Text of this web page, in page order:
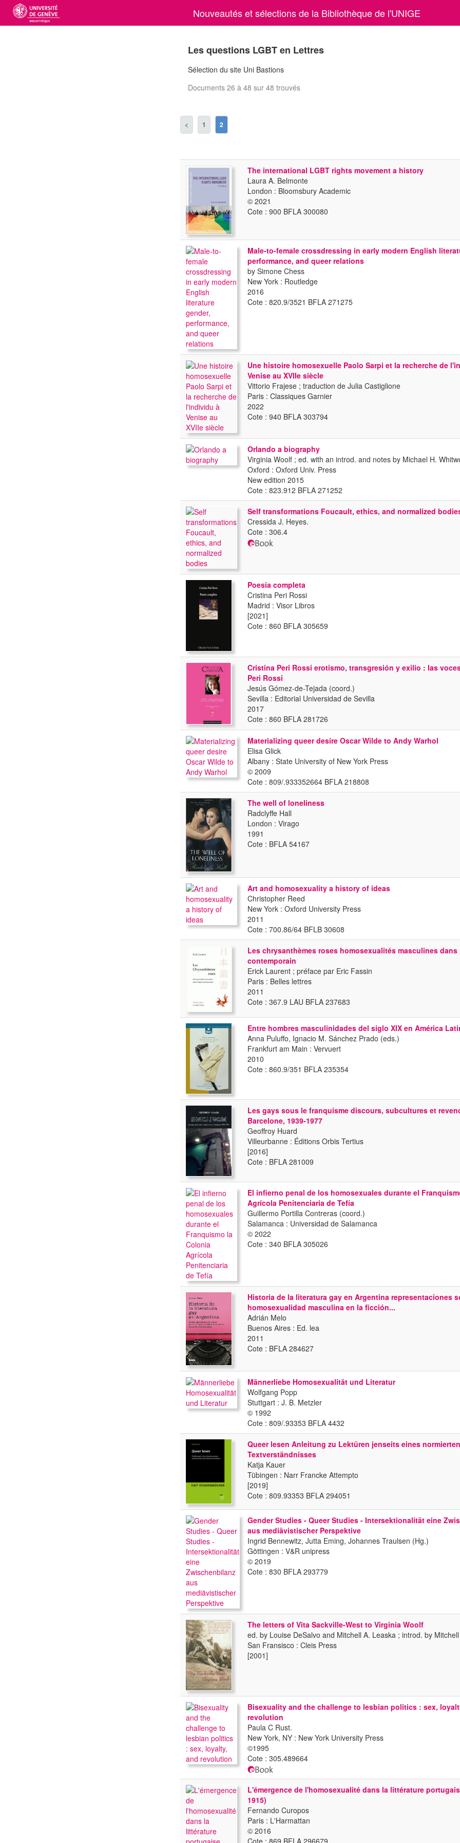
Nouveautés et sélections de la Bibliothèque de l'UNIGE
Les questions LGBT en Lettres
Sélection du site Uni Bastions
Documents 26 à 48 sur 48 trouvés
< 1 2
The international LGBT rights movement a history
Laura A. Belmonte
London : Bloomsbury Academic
© 2021
Cote : 900 BFLA 300080
Male-to-female crossdressing in early modern English
performance, and queer relations
by Simone Chess
New York : Routledge
2016
Cote : 820.9/3521 BFLA 271275
Une histoire homosexuelle Paolo Sarpi et la recherche de
Venise au XVIIe siècle
Vittorio Frajese ; traduction de Julia Castiglione
Paris : Classiques Garnier
2022
Cote : 940 BFLA 303794
Orlando a biography
Virginia Woolf ; ed. with an introd. and notes by Michael H.
Oxford : Oxford Univ. Press
New edition 2015
Cote : 823.912 BFLA 271252
Self transformations Foucault, ethics, and normalized
Cressida J. Heyes.
Cote : 306.4
Poesía completa
Cristina Peri Rossi
Madrid : Visor Libros
[2021]
Cote : 860 BFLA 305659
Cristina Peri Rossi erotismo, transgresión y exilio : las
Peri Rossi
Jesús Gómez-de-Tejada (coord.)
Sevilla : Editorial Universidad de Sevilla
2017
Cote : 860 BFLA 281726
Materializing queer desire Oscar Wilde to Andy Warhol
Elisa Glick
Albany : State University of New York Press
© 2009
Cote : 809/.933352664 BFLA 218808
The well of loneliness
Radclyffe Hall
London : Virago
1991
Cote : BFLA 54167
Art and homosexuality a history of ideas
Christopher Reed
New York : Oxford University Press
2011
Cote : 700.86/64 BFLB 30608
Les chrysanthèmes roses homosexualités masculines dans
contemporain
Erick Laurent ; préface par Eric Fassin
Paris : Belles lettres
2011
Cote : 367.9 LAU BFLA 237683
Entre hombres masculinidades del siglo XIX en América
Anna Puluffo, Ignacio M. Sánchez Prado (eds.)
Frankfurt am Main : Vervuert
2010
Cote : 860.9/351 BFLA 235354
Les gays sous le franquisme discours, subcultures et
Barcelone, 1939-1977
Geoffroy Huard
Villeurbanne : Éditions Orbis Tertius
[2016]
Cote : BFLA 281009
El infierno penal de los homosexuales durante el
Agrícola Penitenciaria de Tefía
Guillermo Portilla Contreras (coord.)
Salamanca : Universidad de Salamanca
© 2022
Cote : 340 BFLA 305026
Historia de la literatura gay en Argentina representaciones
homosexualidad masculina en la ficción...
Adrián Melo
Buenos Aires : Ed. lea
2011
Cote : BFLA 284627
Männerliebe Homosexualität und Literatur
Wolfgang Popp
Stuttgart : J. B. Metzler
© 1992
Cote : 809/.93353 BFLA 4432
Queer lesen Anleitung zu Lektüren jenseits eines normierten
Textverständnisses
Katja Kauer
Tübingen : Narr Francke Attempto
[2019]
Cote : 809.93353 BFLA 294051
Gender Studies - Queer Studies - Intersektionalität eine
aus mediävistischer Perspektive
Ingrid Bennewitz, Jutta Eming, Johannes Traulsen (Hg.)
Göttingen : V&R unipress
© 2019
Cote : 830 BFLA 293779
The letters of Vita Sackville-West to Virginia Woolf
ed. by Louise DeSalvo and Mitchell A. Leaska ; introd. by
San Fransisco : Cleis Press
[2001]
Bisexuality and the challenge to lesbian politics : sex,
revolution
Paula C Rust.
New York, NY : New York University Press
©1995
Cote : 305.489664
L'émergence de l'homosexualité dans la littérature
1915)
Fernando Curopos
Paris : L'Harmattan
© 2016
Cote : 869 BFLA 296679